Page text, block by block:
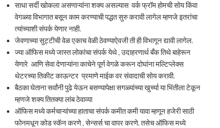
साधा सर्दी खोकला असणाऱ्यांना शक्य असल्यास वर्क फ्रॉम होमची सोय किंवा
वेगळ्या विभागात बसून काम करण्याची पद्धत सुरु करावी लागेल म्हणजे इतरांचा
त्यांच्याशी संपर्क येणार नाही.
जेवणाच्या सुट्टीची वेळ एकाच वेळी ठेवण्याऐवजी ती ही विभागून द्यावी लागेल.
ज्या ऑफिस मध्ये जास्त लोकांचा संपर्क येथे , उदाहरणार्थ बँक तिथे बाहेरून
येणारे आणि सेवा देणाऱ्यांना काचेने पूर्ण वेगळे करून दोघांना मल्टिप्लेक्स
थेटरच्या तिकीट काऊन्टर प्रमाणे माईक वर संवादाची सोय करावी.
बैठका घेताना सर्वांनी पुढे येऊन बसण्यापेक्षा सगळ्यांच्या खुर्च्या या भिंतीला टेकून
म्हणजे शक्य तितक्या लांब ठेवाव्या
ऑफिस मध्ये कर्मचाऱ्यांच्या हाताचा संपर्क कमीत कमी यावा म्हणून हजेरी साठी
फोनमधून कोड स्कॅन करणे , सेन्सर्स चा वापर करणे. तसेच ऑफिस मध्ये